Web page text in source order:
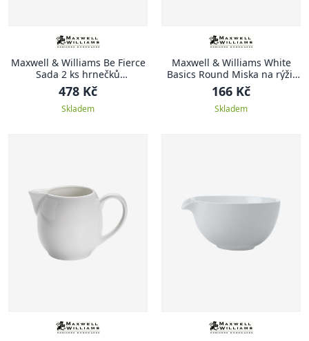
Maxwell & Williams Be Fierce
Sada 2 ks hrnečků
Courageous, Be Fierce, 380
ml
478 Kč
Skladem
Maxwell & Williams White
Basics Round Miska na rýži,
White Basics Round, 13 cm
166 Kč
Skladem